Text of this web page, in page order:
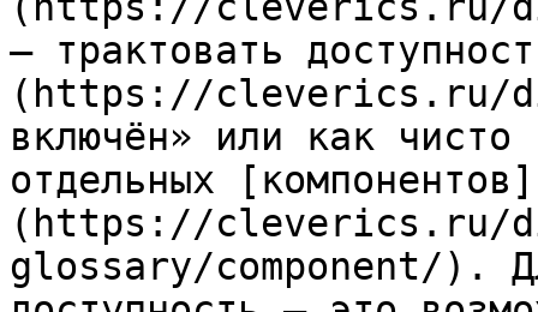
— трактовать
(https://cleverics.ru/
включён» или как чисто
отдельных [компонентов]
(https://cleverics.ru/
glossary/component/).